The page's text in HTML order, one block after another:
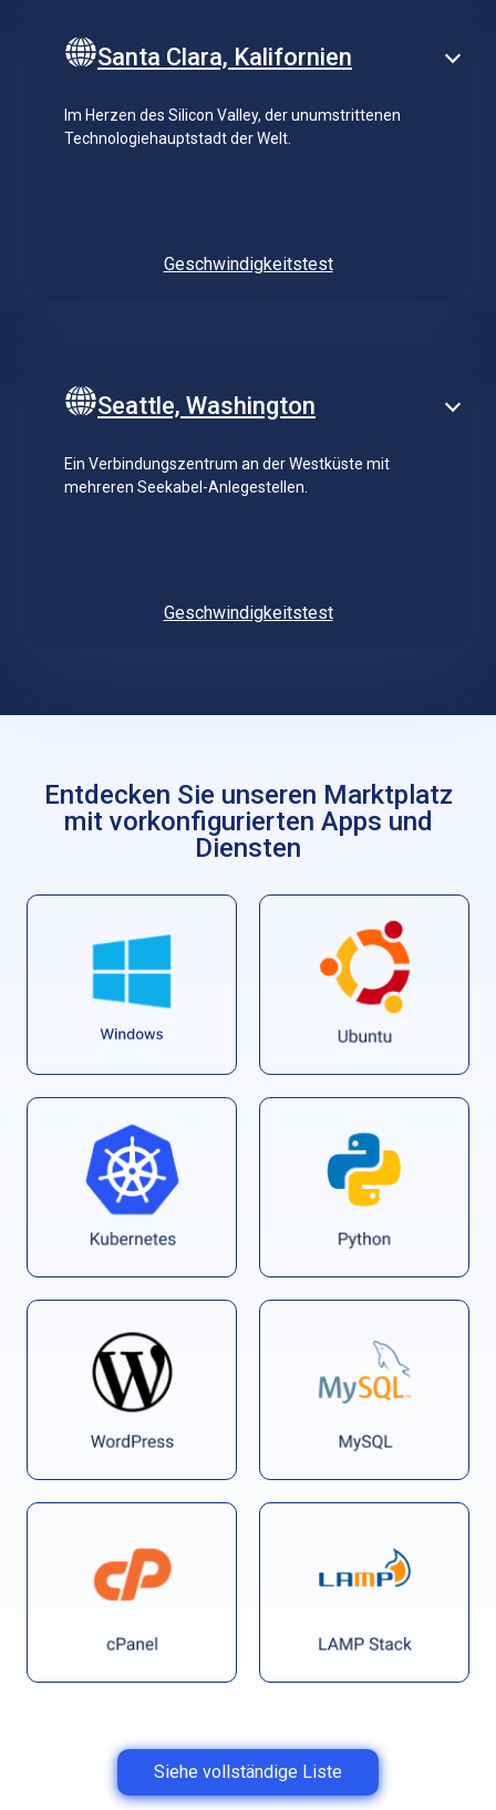
Santa Clara, Kalifornien
Im Herzen des Silicon Valley, der unumstrittenen
Technologiehauptstadt der Welt.
Geschwindigkeitstest
Seattle, Washington
Ein Verbindungszentrum an der Westküste mit
mehreren Seekabel-Anlegestellen.
Geschwindigkeitstest
Entdecken Sie unseren Marktplatz
mit vorkonfigurierten Apps und
Diensten
Siehe vollständige Liste